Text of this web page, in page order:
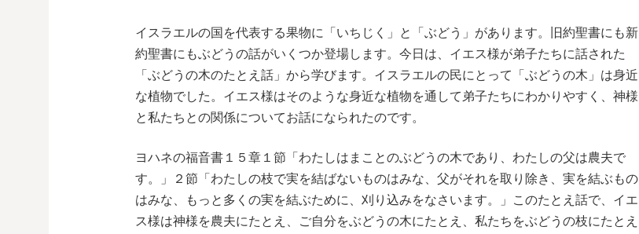
イスラエルの国を代表する果物に「いちじく」と「ぶどう」があります。旧約聖書にも新
約聖書にもぶどうの話がいくつか登場します。今日は、イエス様が弟子たちに話された
「ぶどうの木のたとえ話」から学びます。イスラエルの民にとって「ぶどうの木」は身近
な植物でした。イエス様はそのような身近な植物を通して弟子たちにわかりやすく、神様
と私たちとの関係についてお話になられたのです。
ヨハネの福音書１５章１節「わたしはまことのぶどうの木であり、わたしの父は農夫で
す。」２節「わたしの枝で実を結ばないものはみな、父がそれを取り除き、実を結ぶもの
はみな、もっと多くの実を結ぶために、刈り込みをなさいます。」このたとえ話で、イエ
ス様は神様を農夫にたとえ、ご自分をぶどうの木にたとえ、私たちをぶどうの枝にたとえ